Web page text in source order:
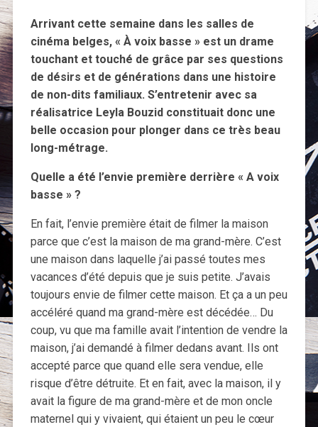
Arrivant cette semaine dans les salles de
cinéma belges, « À voix basse » est un drame
touchant et touché de grâce par ses questions
de désirs et de générations dans une histoire
de non-dits familiaux. S’entretenir avec sa
réalisatrice Leyla Bouzid constituait donc une
belle occasion pour plonger dans ce très beau
long-métrage.
Quelle a été l’envie première derrière « A voix
basse » ?
En fait, l’envie première était de filmer la maison
parce que c’est la maison de ma grand-mère. C’est
une maison dans laquelle j’ai passé toutes mes
vacances d’été depuis que je suis petite. J’avais
toujours envie de filmer cette maison. Et ça a un peu
accéléré quand ma grand-mère est décédée… Du
coup, vu que ma famille avait l’intention de vendre la
maison, j’ai demandé à filmer dedans avant. Ils ont
accepté parce que quand elle sera vendue, elle
risque d’être détruite. Et en fait, avec la maison, il y
avait la figure de ma grand-mère et de mon oncle
maternel qui y vivaient, qui étaient un peu le cœur